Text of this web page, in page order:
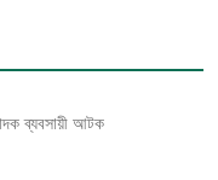
ব্যবসায়ী আটক